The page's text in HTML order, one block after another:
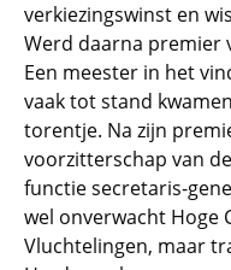
verkiezingswinst en
Werd daarna premier
Een meester in het
vaak tot stand
torentje. Na zijn
voorzitterschap van
functie secretaris-
wel onverwacht Hoge
Vluchtelingen, maar